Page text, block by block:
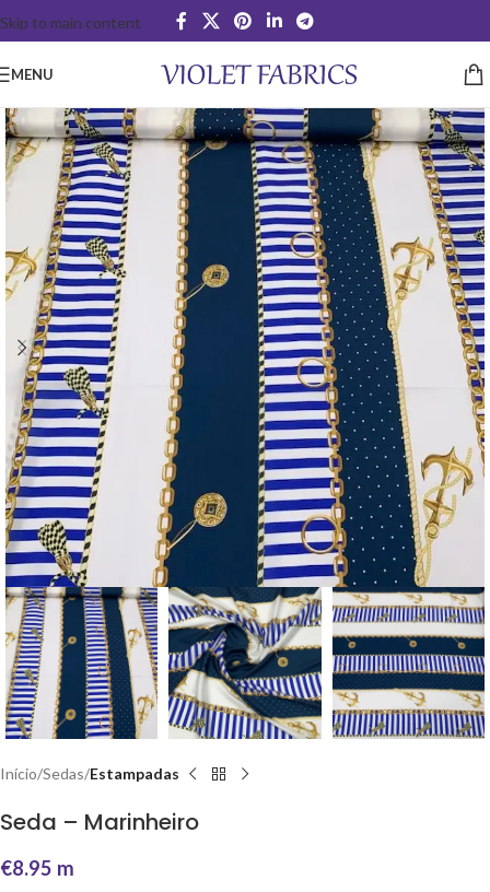
Skip to main content
MENU
Início Sedas Estampadas
Seda – Marinheiro
€8.95 m